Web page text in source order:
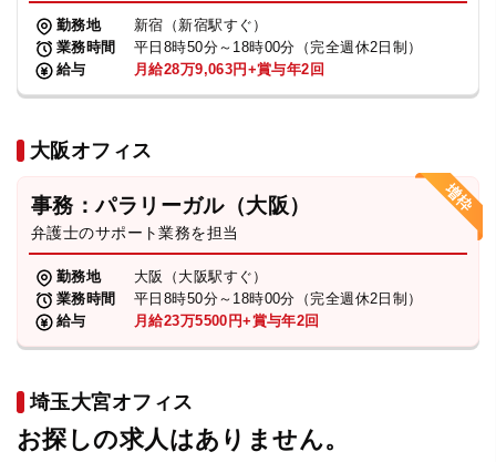
勤務地
新宿（新宿駅すぐ）
業務時間
平日8時50分～18時00分（完全週休2日制）
給与
月給28万9,063円+賞与年2回
大阪オフィス
事務：パラリーガル（大阪）
弁護士のサポート業務を担当
勤務地
大阪（大阪駅すぐ）
業務時間
平日8時50分～18時00分（完全週休2日制）
給与
月給23万5500円+賞与年2回
埼玉大宮オフィス
お探しの求人はありません。